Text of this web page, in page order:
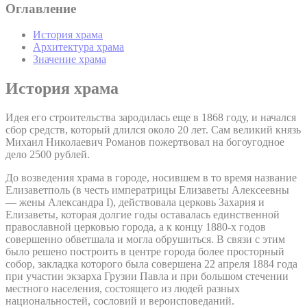
Оглавление
История храма
Архитектура храма
Значение храма
История храма
Идея его строительства зародилась еще в 1868 году, и начался
сбор средств, который длился около 20 лет. Сам великий князь
Михаил Николаевич Романов пожертвовал на богоугодное
дело 2500 рублей.
До возведения храма в городе, носившем в то время название
Елизаветполь (в честь императрицы Елизаветы Алексеевны
— жены Александра I), действовала церковь Захария и
Елизаветы, которая долгие годы оставалась единственной
православной церковью города, а к концу 1880-х годов
совершенно обветшала и могла обрушиться. В связи с этим
было решено построить в центре города более просторный
собор, закладка которого была совершена 22 апреля 1884 года
при участии экзарха Грузии Павла и при большом стечении
местного населения, состоящего из людей разных
национальностей, сословий и вероисповеданий.